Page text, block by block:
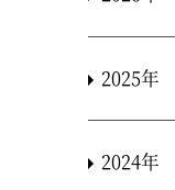
2025年
2024年